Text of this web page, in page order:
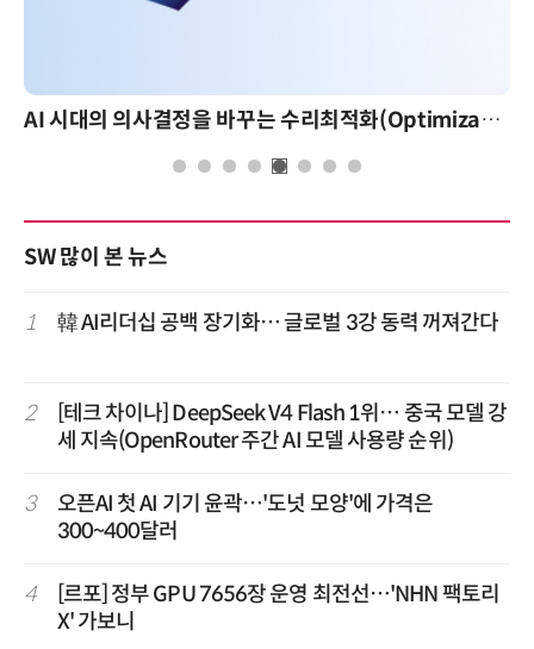
AI 시대의 의사결정을 바꾸는 수리최적화(Optimization): 실제 산업 적용 사례와 활용 전략
SW 많이 본 뉴스
1 韓 AI리더십 공백 장기화… 글로벌 3강 동력 꺼져간다
2
[테크 차이나] DeepSeek V4 Flash 1위… 중국 모델 강
세 지속(OpenRouter 주간 AI 모델 사용량 순위)
3
오픈AI 첫 AI 기기 윤곽…'도넛 모양'에 가격은
300~400달러
4
[르포] 정부 GPU 7656장 운영 최전선…'NHN 팩토리
X' 가보니